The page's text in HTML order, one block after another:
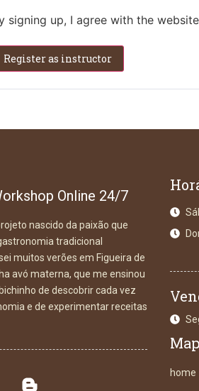
signing up, I agree with the
Register as instructor
Online 24/7
nascido da paixão que
tradicional
muitos verões em Figueira de
avó materna, que me ensinou
de descobrir cada vez
e de experimentar receitas
home